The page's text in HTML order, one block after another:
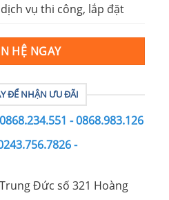
vụ thi công, lắp đặt
HỆ NGAY
ĐỂ NHẬN ƯU ĐÃI
0868.234.551 - 0868.983.126
-
Đức số 321 Hoàng